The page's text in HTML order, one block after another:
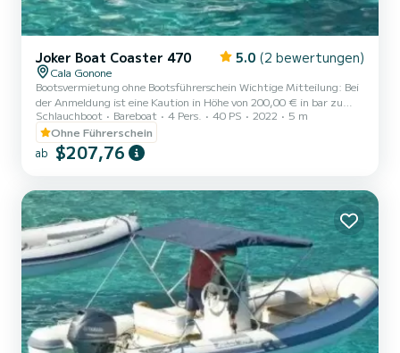
Joker Boat Coaster 470 5.0 (2 bewertungen)
Cala Gonone
Bootsvermietung ohne Bootsführerschein Wichtige Mitteilung: Bei
der Anmeldung ist eine Kaution in Höhe von 200,00 € in bar zu
hinterlegen. Die Kaution wird am Ende der Mietdauer nach
Überprüfung der Unversehrtheit des Schlauchboots und der
Bordausstattung zurückerstattet. ------Die Kaution dient zur
Absicherung gegen eventuelle Schäden, Verluste der
HINWEIS: Es ist möglich, Sonnenschirm und Kühltasche (sofern
verfügbar bei der Anmeldung...
Schlauchboot Bareboat 4 Pers. 40 PS 2022
5 m
Ohne Führerschein
ab $207,76